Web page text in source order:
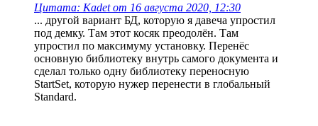
Цитата: Kadet от 16 августа 2020, 12:30
... другой вариант БД, которую я давеча упростил
под демку. Там этот косяк преодолён. Там
упростил по максимуму установку. Перенёс
основную библиотеку внутрь самого документа и
сделал только одну библиотеку переносную
StartSet, которую нужер перенести в глобальный
Standard.